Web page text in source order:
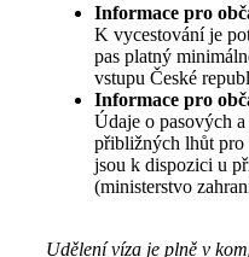
Informace pro
K vycestování je
pas platný
vstupu České
Informace pro
Údaje o pasových
přibližných lhůt pro
jsou k dispozici u
(ministerstvo
Udělení víza je plně v